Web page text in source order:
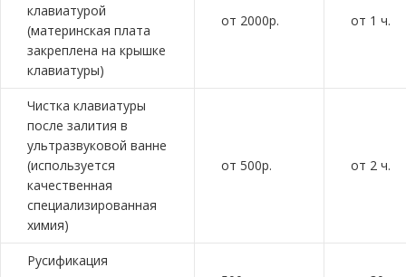
клавиатурой
(материнская плата
закреплена на крышке
клавиатуры)
от 2000р. от 1 ч.
Чистка клавиатуры
после залития в
ультразвуковой ванне
(используется
качественная
специализированная
химия)
от 500р. от 2 ч.
Русификация